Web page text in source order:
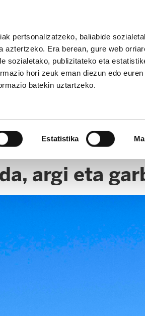
pertsonalizatzeko, baliabide
Era berean, gure web
sozialetako, publizitateko eta
hori zeuk eman diezun edo
batekin uztartzeko.
Estatistika
argi eta